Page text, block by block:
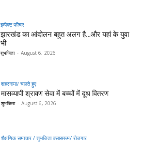
इम्पैक्ट फीचर
झारखंड का आंदोलन बहुत अलग है…और यहां के युवा
भी
शुभजिता - August 6, 2026
शहरनामा/ चलते हुए
मासव्यापी श्रावण सेवा में बच्चों में दूध वितरण
शुभजिता - August 6, 2026
शैक्षणिक समाचार / शुभजिता क्सासरूम/ रोजगार